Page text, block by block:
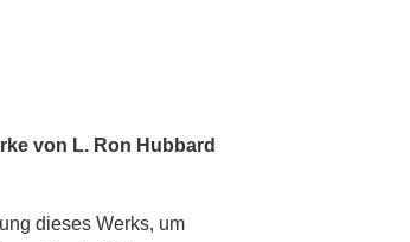
von L. Ron Hubbard
dieses Werks, um